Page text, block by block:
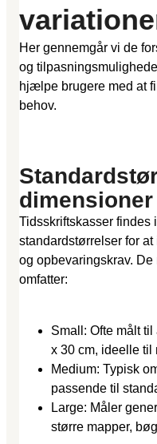
Her gennemgår vi de
og
hjælpe brugere med at
behov.
dimensioner
Tidsskriftskasser findes
standardstørrelser for
og opbevaringskrav.
omfatter:
Small: Ofte målt
x 30 cm, ideelle til
Medium: Typisk
passende til
Large: Måler
større mapper,